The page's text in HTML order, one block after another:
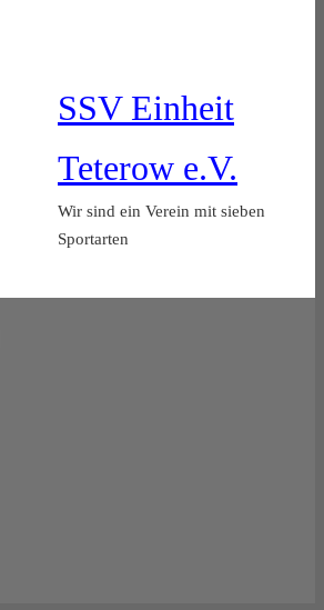
SSV Einheit
Teterow e.V.
Wir sind ein Verein mit sieben
Sportarten